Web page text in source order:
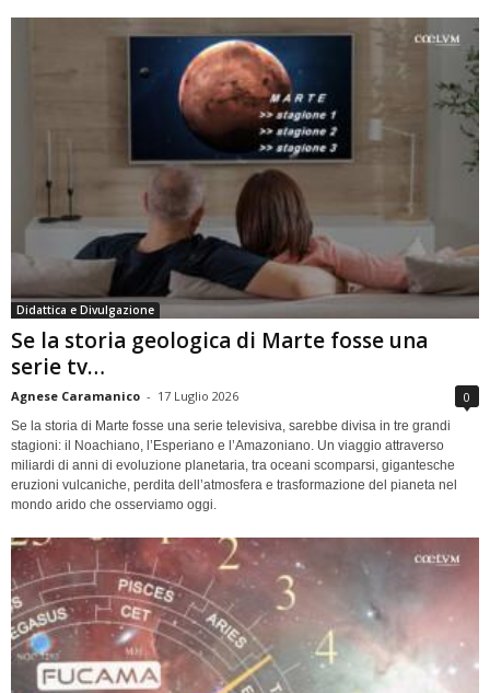
Didattica e Divulgazione
Se la storia geologica di Marte fosse una
serie tv…
Agnese Caramanico - 17 Luglio 2026 0
Se la storia di Marte fosse una serie televisiva, sarebbe divisa in tre grandi
stagioni: il Noachiano, l’Esperiano e l’Amazoniano. Un viaggio attraverso
miliardi di anni di evoluzione planetaria, tra oceani scomparsi, gigantesche
eruzioni vulcaniche, perdita dell’atmosfera e trasformazione del pianeta nel
mondo arido che osserviamo oggi.